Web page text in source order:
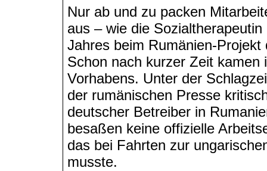
Nur ab und zu packen
aus – wie die
Jahres beim Rumänien-
Schon nach kurzer Zeit kamen
Vorhabens. Unter der
der rumänischen Presse
deutscher Betreiber in
besaßen keine offizielle
das bei Fahrten zur
musste.